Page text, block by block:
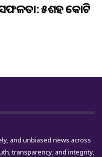
୫ଶହ କୋଟି
and unbiased news across
transparency, and integrity,